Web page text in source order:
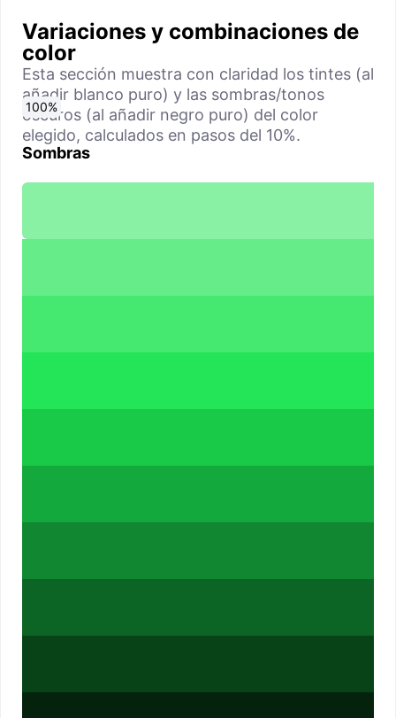
Variaciones y combinaciones de
color
Esta sección muestra con claridad los tintes (al
añadir blanco puro) y las sombras/tonos
oscuros (al añadir negro puro) del color
elegido, calculados en pasos del 10%.
Sombras
0%
10%
20%
30%
40%
50%
60%
70%
80%
90%
100%